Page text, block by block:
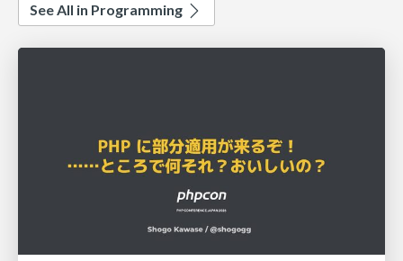
See All in Programming